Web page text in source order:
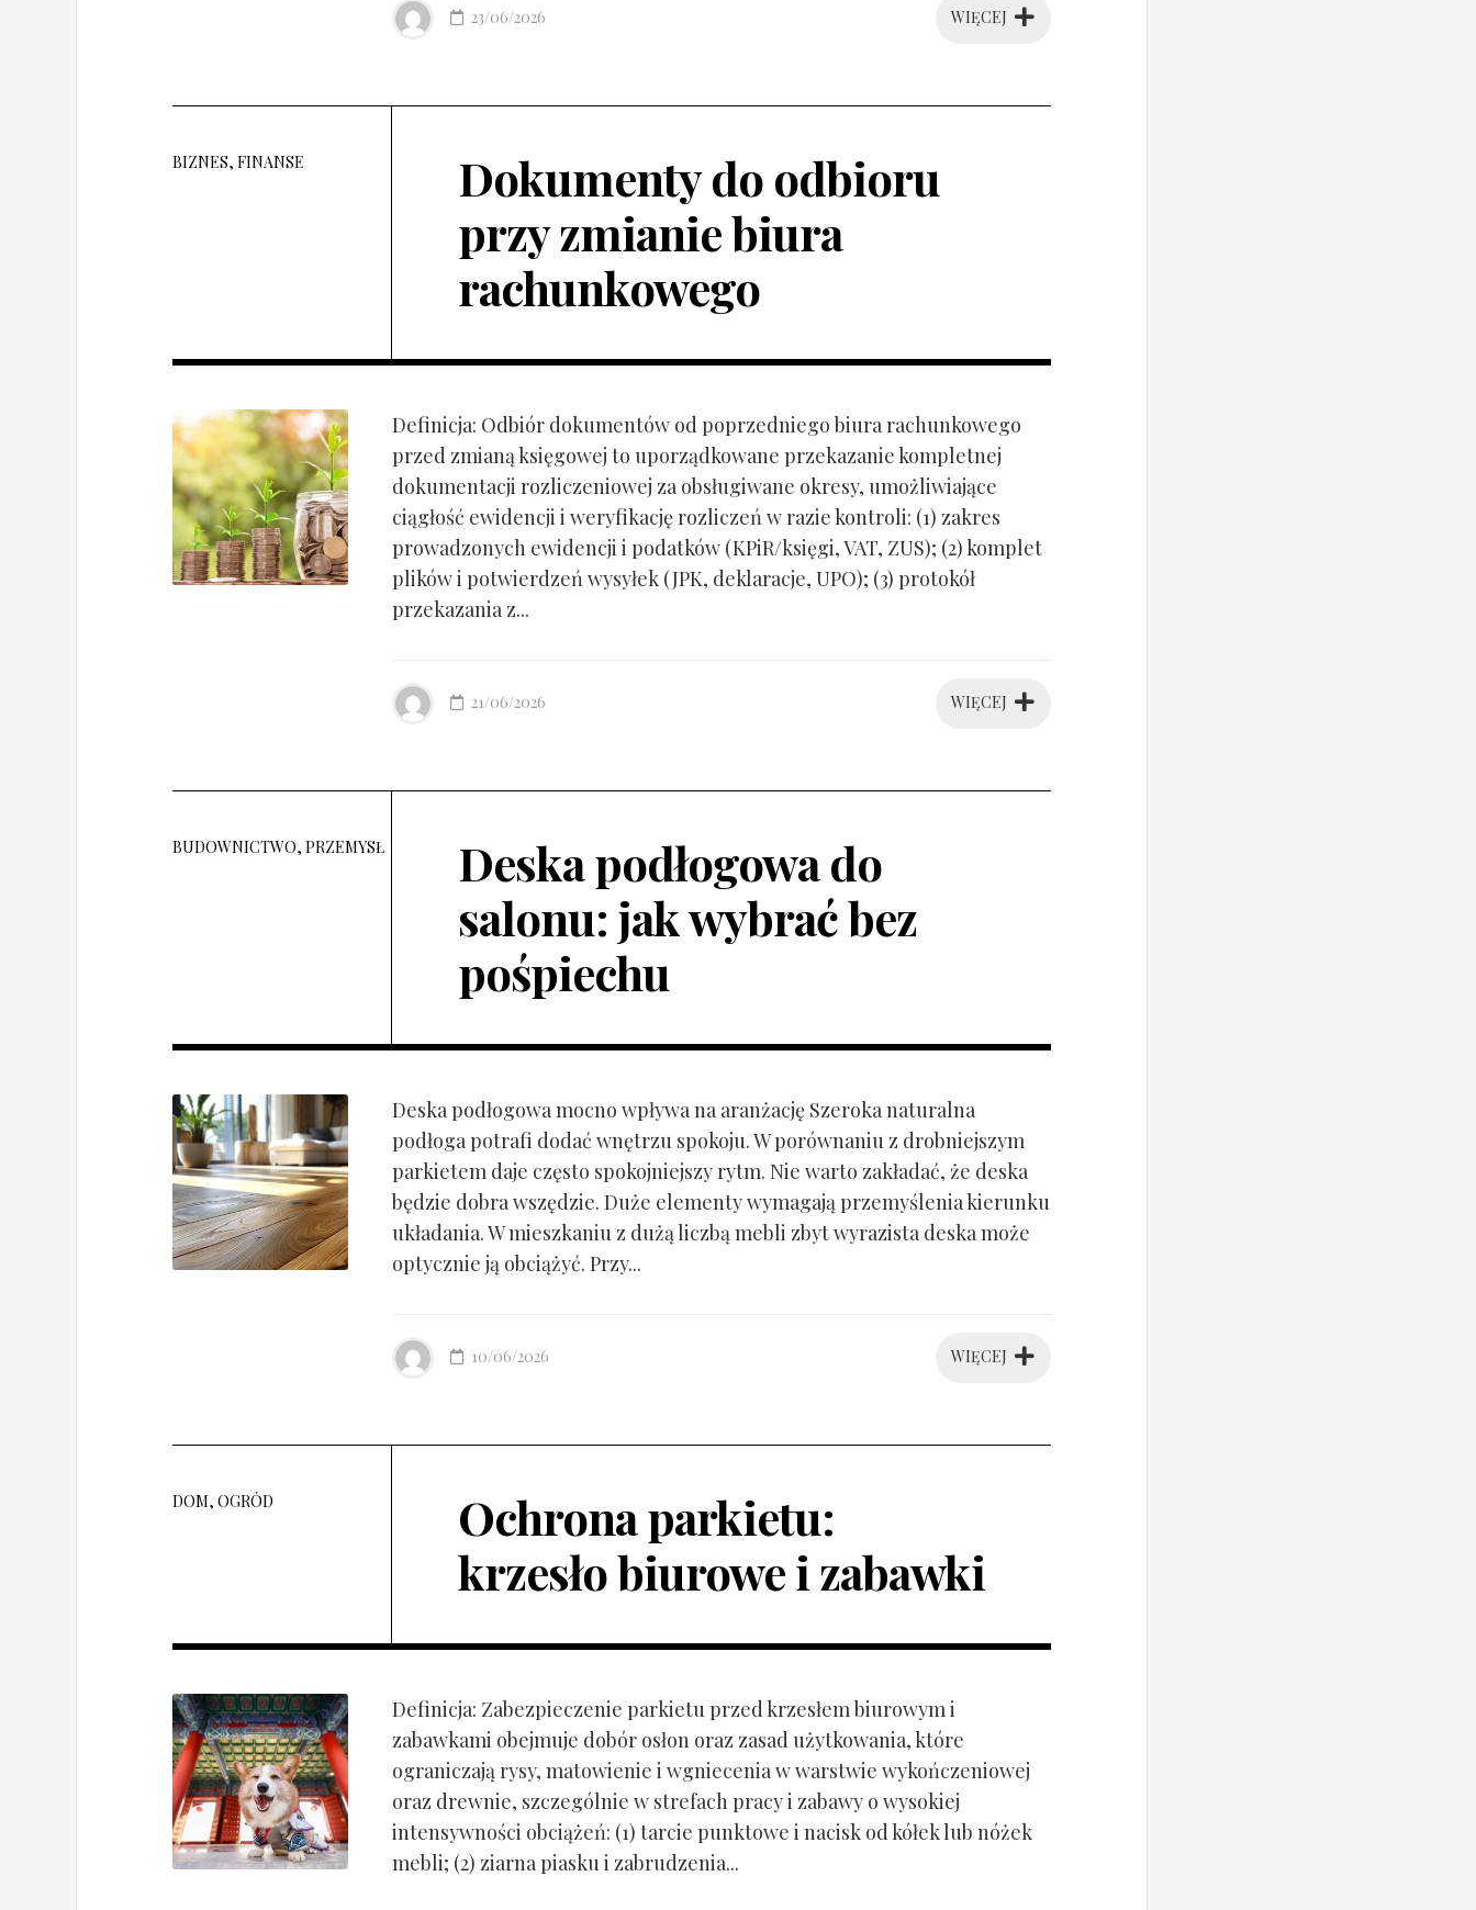
WIĘCEJ
23/06/2026
BIZNES, FINANSE
Dokumenty do odbioru
przy zmianie biura
rachunkowego
Definicja: Odbiór dokumentów od poprzedniego biura rachunkowego
przed zmianą księgowej to uporządkowane przekazanie kompletnej
dokumentacji rozliczeniowej za obsługiwane okresy, umożliwiające
ciągłość ewidencji i weryfikację rozliczeń w razie kontroli: (1) zakres
prowadzonych ewidencji i podatków (KPiR/księgi, VAT, ZUS); (2) komplet
plików i potwierdzeń wysyłek (JPK, deklaracje, UPO); (3) protokół
przekazania z...
WIĘCEJ
21/06/2026
BUDOWNICTWO, PRZEMYSŁ
Deska podłogowa do
salonu: jak wybrać bez
pośpiechu
Deska podłogowa mocno wpływa na aranżację Szeroka naturalna
podłoga potrafi dodać wnętrzu spokoju. W porównaniu z drobniejszym
parkietem daje często spokojniejszy rytm. Nie warto zakładać, że deska
będzie dobra wszędzie. Duże elementy wymagają przemyślenia kierunku
układania. W mieszkaniu z dużą liczbą mebli zbyt wyrazista deska może
optycznie ją obciążyć. Przy...
WIĘCEJ
10/06/2026
DOM, OGRÓD
Ochrona parkietu:
krzesło biurowe i zabawki
Definicja: Zabezpieczenie parkietu przed krzesłem biurowym i
zabawkami obejmuje dobór osłon oraz zasad użytkowania, które
ograniczają rysy, matowienie i wgniecenia w warstwie wykończeniowej
oraz drewnie, szczególnie w strefach pracy i zabawy o wysokiej
intensywności obciążeń: (1) tarcie punktowe i nacisk od kółek lub nóżek
mebli; (2) ziarna piasku i zabrudzenia...